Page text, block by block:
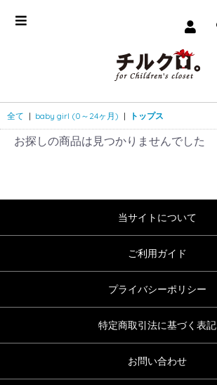
全て | baby girl (0～24ヶ月) | トップス
お探しの商品は見つかりませんでした
当サイトについて
ご利用ガイド
プライバシーポリシー
特定商取引法に基づく表記
お問い合わせ